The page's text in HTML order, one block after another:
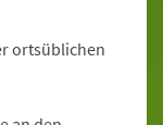
ortsüblichen